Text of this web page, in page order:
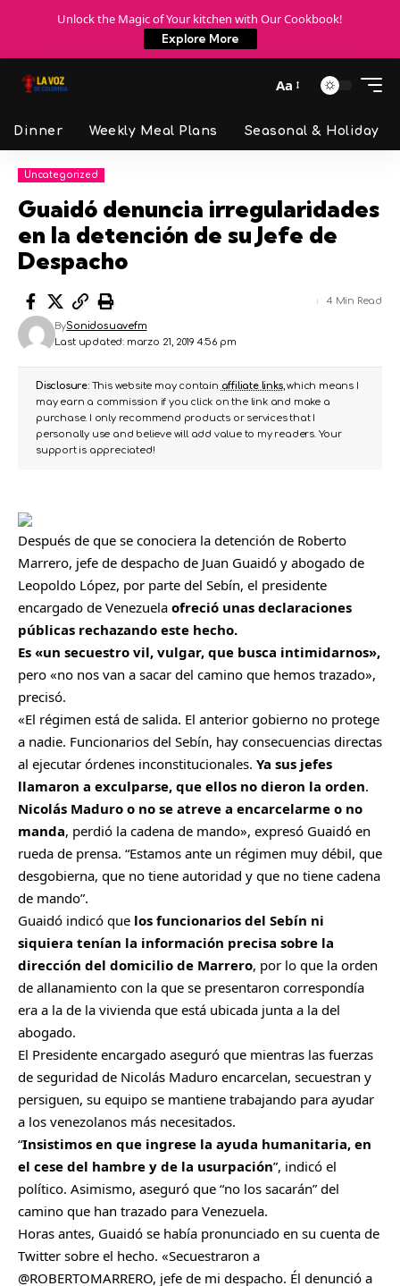
Unlock the Magic of Your kitchen with Our Cookbook!
Explore More
Aa
Dinner Weekly Meal Plans Seasonal & Holiday
Uncategorized
Guaidó denuncia irregularidades
en la detención de su Jefe de
Despacho
Last updated: marzo 21, 2019 4:56 pm
BySonidosuavefm
4 Min Read
Disclosure:This website may contain affiliate links, which means I
may earn a commission if you click on the link and make a
purchase. I only recommend products or services that I
personally use and believe will add value to my readers. Your
support is appreciated!
Después de que se conociera la detención de Roberto
Marrero, jefe de despacho de Juan Guaidó y abogado de
Leopoldo López, por parte del Sebín, el presidente
encargado de Venezuela ofreció unas declaraciones
públicas rechazando este hecho.
Es «un secuestro vil, vulgar, que busca intimidarnos»,
pero «no nos van a sacar del camino que hemos trazado»,
precisó.
«El régimen está de salida. El anterior gobierno no protege
a nadie. Funcionarios del Sebín, hay consecuencias directas
al ejecutar órdenes inconstitucionales. Ya sus jefes
llamaron a exculparse, que ellos no dieron la orden.
Nicolás Maduro o no se atreve a encarcelarme o no
manda, perdió la cadena de mando», expresó Guaidó en
rueda de prensa. “Estamos ante un régimen muy débil, que
desgobierna, que no tiene autoridad y que no tiene cadena
de mando”.
Guaidó indicó que los funcionarios del Sebín ni
siquiera tenían la información precisa sobre la
dirección del domicilio de Marrero, por lo que la orden
de allanamiento con la que se presentaron correspondía
era a la de la vivienda que está ubicada junta a la del
abogado.
El Presidente encargado aseguró que mientras las fuerzas
de seguridad de Nicolás Maduro encarcelan, secuestran y
persiguen, su equipo se mantiene trabajando para ayudar
a los venezolanos más necesitados.
“Insistimos en que ingrese la ayuda humanitaria, en
el cese del hambre y de la usurpación”, indicó el
político. Asimismo, aseguró que “no los sacarán” del
camino que han trazado para Venezuela.
Horas antes, Guaidó se había pronunciado en su cuenta de
Twitter sobre el hecho. «Secuestraron a
@ROBERTOMARRERO, jefe de mi despacho. Él denunció a